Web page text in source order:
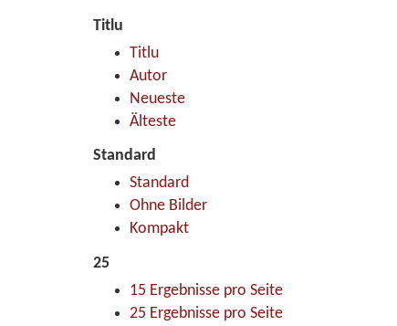
Titlu
Titlu
Autor
Neueste
Älteste
Standard
Standard
Ohne Bilder
Kompakt
25
15 Ergebnisse pro Seite
25 Ergebnisse pro Seite